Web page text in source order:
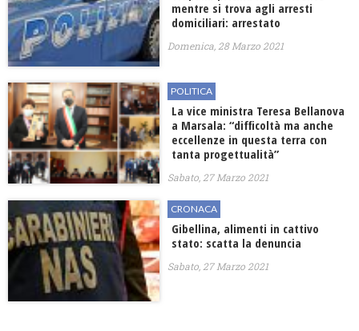
mentre si trova agli arresti
domiciliari: arrestato
Domenica, 28 Marzo 2021
POLITICA
La vice ministra Teresa Bellanova
a Marsala: “difficoltà ma anche
eccellenze in questa terra con
tanta progettualità”
Sabato, 27 Marzo 2021
CRONACA
Gibellina, alimenti in cattivo
stato: scatta la denuncia
Sabato, 27 Marzo 2021